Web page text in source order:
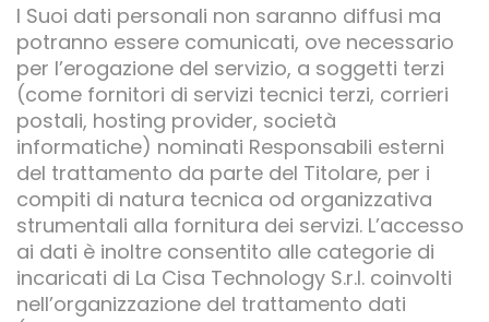
I Suoi dati personali non saranno diffusi ma
potranno essere comunicati, ove necessario
per l’erogazione del servizio, a soggetti terzi
(come fornitori di servizi tecnici terzi, corrieri
postali, hosting provider, società
informatiche) nominati Responsabili esterni
del trattamento da parte del Titolare, per i
compiti di natura tecnica od organizzativa
strumentali alla fornitura dei servizi. L’accesso
ai dati è inoltre consentito alle categorie di
incaricati di La Cisa Technology S.r.l. coinvolti
nell’organizzazione del trattamento dati